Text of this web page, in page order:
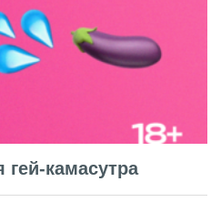
камасутра